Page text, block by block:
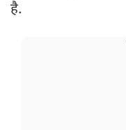
है.